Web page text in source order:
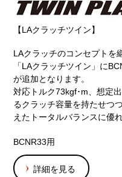
【LAクラッチツイン】
LAクラッチのコンセプトを
「LAクラッチツイン」に
が追加となります。
対応トルク73kgf･m、想定
るクラッチ容量を持たせつ
えたトータルバランスに優
BCNR33用
詳細を見る